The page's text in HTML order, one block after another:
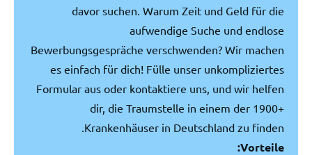
davor suchen. Warum Zeit und Geld für die
aufwendige Suche und endlose
Bewerbungsgespräche verschwenden? Wir machen
es einfach für dich! Fülle unser unkompliziertes
Formular aus oder kontaktiere uns, und wir helfen
dir, die Traumstelle in einem der 1900+
Krankenhäuser in Deutschland zu finden.
Vorteile: